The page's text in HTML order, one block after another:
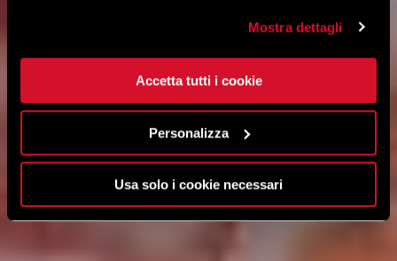
Mostra dettagli
Accetta tutti i cookie
Personalizza
Usa solo i cookie necessari